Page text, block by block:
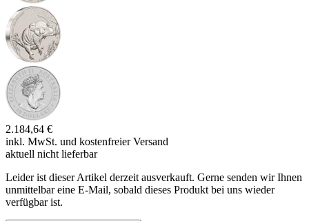
2.184,64 €
inkl. MwSt. und kostenfreier Versand
aktuell nicht lieferbar
Leider ist dieser Artikel derzeit ausverkauft. Gerne senden wir Ihnen
unmittelbar eine E-Mail, sobald dieses Produkt bei uns wieder
verfügbar ist.